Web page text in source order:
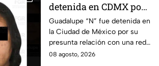
detenida en CDMX por
presunta relación con
red de contrabando de
hidrocarburos
Guadalupe “N” fue detenida en
la Ciudad de México por su
presunta relación con una red
de contrabando de
08 agosto, 2026